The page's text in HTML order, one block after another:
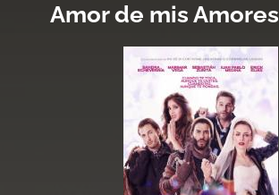
Amor de mis Amores